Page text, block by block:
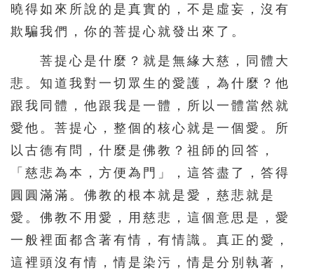
231 232 233 234
236 237 238 239 240
241 242 243 244 245
246 247 248 249 250
251 252 253 254 255
256 257 258 259 260
266 267 268 269 270
271 272 273 274 275
276 277 278 279 280
曉得如來所說的是真實的，不是虛妄，沒有
欺騙我們，你的菩提心就發出來了。
菩提心是什麼？就是無緣大慈，同體大
悲。知道我對一切眾生的愛護，為什麼？他
跟我同體，他跟我是一體，所以一體當然就
愛他。菩提心，整個的核心就是一個愛。所
以古德有問，什麼是佛教？祖師的回答，
「慈悲為本，方便為門」，這答盡了，答得
圓圓滿滿。佛教的根本就是愛，慈悲就是
愛。佛教不用愛，用慈悲，這個意思是，愛
一般裡面都含著有情，有情識。真正的愛，
這裡頭沒有情，情是染污，情是分別執著，